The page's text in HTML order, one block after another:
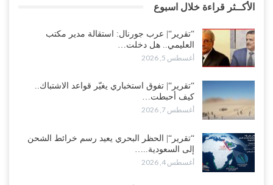
الأكــثر قراءة خلال اسبوع
“تقرير“| عرب جورنال: استقالة مدير مكتب
العليمي.. هل دخلت…
أغسطس 5, 2026
“تقرير“| تفوق استخباري يغيّر قواعد الاشتباك..
كيف أحبطت…
أغسطس 7, 2026
“تقرير“| الحظر البحري يعيد رسم خرائط الشحن
إلى السعودية..…
أغسطس 4, 2026